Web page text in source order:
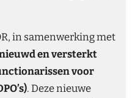
in samenwerking met
en versterkt
voor
. Deze nieuwe